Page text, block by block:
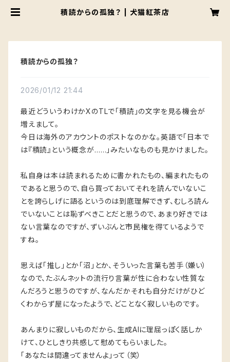
積読からの孤独？ | 犬猫紅茶店
積読からの孤独？
2026/01/12 21:44
最近どういうわけかXのTLで「積読」の文字を見る機会が
増えまして。
今日は海外のアカウントのポストなのかな。英語で「日本で
は『積読』という概念が……」みたいなものも見かけました。
私自身は本は読まれるために書かれたもの、編まれたもの
であると思うので、自ら買っておいてそれを読んでいないこ
とを誇らしげに語るというのは到底理解できず、むしろ読ん
でいないことは恥ずべきことだと思うので、あまり好きでは
ない言葉なのですが、ずいぶんと市民権を得ているようで
すね。
思えば「推し」とか「沼」とか、そういった言葉も苦手（嫌い）
なので、たぶんネットの流行り言葉が性に合わない性質な
んだろうと思うのですが、なんだかそれも自分だけがひど
くわからず屋になったようで、どことなく寂しいものです。
あんまりに寂しいものだから、生成AIに理屈っぽく話しか
けて、ひとしきり共感して慰めてもらいました。
「あなたは間違ってませんよ」って（笑）